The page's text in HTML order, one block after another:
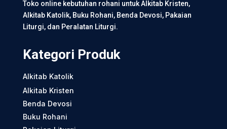
Toko online kebutuhan rohani untuk Alkitab Kristen,
Alkitab Katolik, Buku Rohani, Benda Devosi, Pakaian
Liturgi, dan Peralatan Liturgi.
Kategori Produk
Alkitab Katolik
Alkitab Kristen
Benda Devosi
Buku Rohani